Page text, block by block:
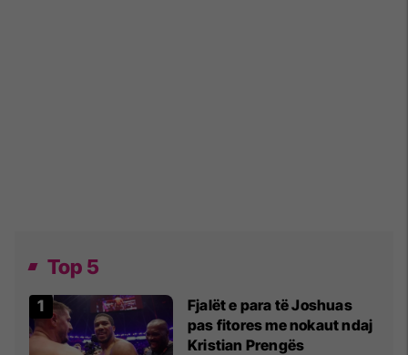
Top 5
Fjalët e para të Joshuas
pas fitores me nokaut ndaj
Kristian Prengës